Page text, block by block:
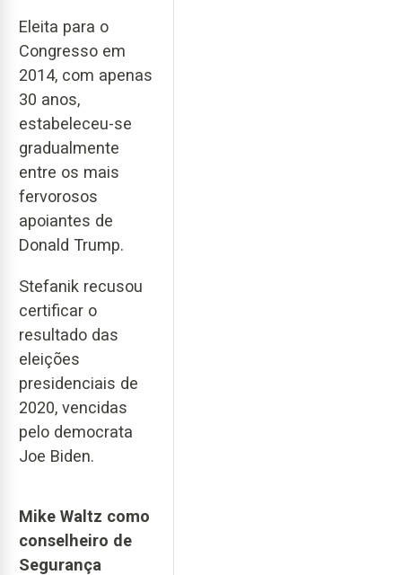
Eleita para o
Congresso em
2014, com apenas
30 anos,
estabeleceu-se
gradualmente
entre os mais
fervorosos
apoiantes de
Donald Trump.
Stefanik recusou
certificar o
resultado das
eleições
presidenciais de
2020, vencidas
pelo democrata
Joe Biden.
Mike Waltz como
conselheiro de
Segurança